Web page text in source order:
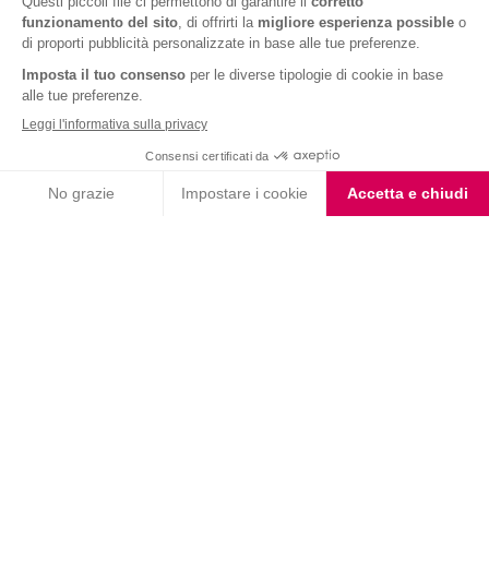
Nutrition & Sante' Italia Spa
via Gioacchino Rossini 1/A